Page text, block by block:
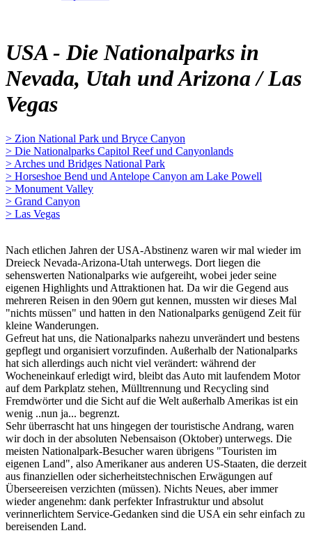
USA - Die Nationalparks in
Nevada, Utah und Arizona / Las
Vegas
> Zion National Park und Bryce Canyon
> Die Nationalparks Capitol Reef und Canyonlands
> Arches und Bridges National Park
> Horseshoe Bend und Antelope Canyon am Lake Powell
> Monument Valley
> Grand Canyon
> Las Vegas
Nach etlichen Jahren der USA-Abstinenz waren wir mal wieder im
Dreieck Nevada-Arizona-Utah unterwegs. Dort liegen die
sehenswerten Nationalparks wie aufgereiht, wobei jeder seine
eigenen Highlights und Attraktionen hat. Da wir die Gegend aus
mehreren Reisen in den 90ern gut kennen, mussten wir dieses Mal
"nichts müssen" und hatten in den Nationalparks genügend Zeit für
kleine Wanderungen.
Gefreut hat uns, die Nationalparks nahezu unverändert und bestens
gepflegt und organisiert vorzufinden. Außerhalb der Nationalparks
hat sich allerdings auch nicht viel verändert: während der
Wocheneinkauf erledigt wird, bleibt das Auto mit laufendem Motor
auf dem Parkplatz stehen, Mülltrennung und Recycling sind
Fremdwörter und die Sicht auf die Welt außerhalb Amerikas ist ein
wenig ..nun ja... begrenzt.
Sehr überrascht hat uns hingegen der touristische Andrang, waren
wir doch in der absoluten Nebensaison (Oktober) unterwegs. Die
meisten Nationalpark-Besucher waren übrigens "Touristen im
eigenen Land", also Amerikaner aus anderen US-Staaten, die derzeit
aus finanziellen oder sicherheitstechnischen Erwägungen auf
Überseereisen verzichten (müssen). Nichts Neues, aber immer
wieder angenehm: dank perfekter Infrastruktur und absolut
verinnerlichtem Service-Gedanken sind die USA ein sehr einfach zu
bereisenden Land.